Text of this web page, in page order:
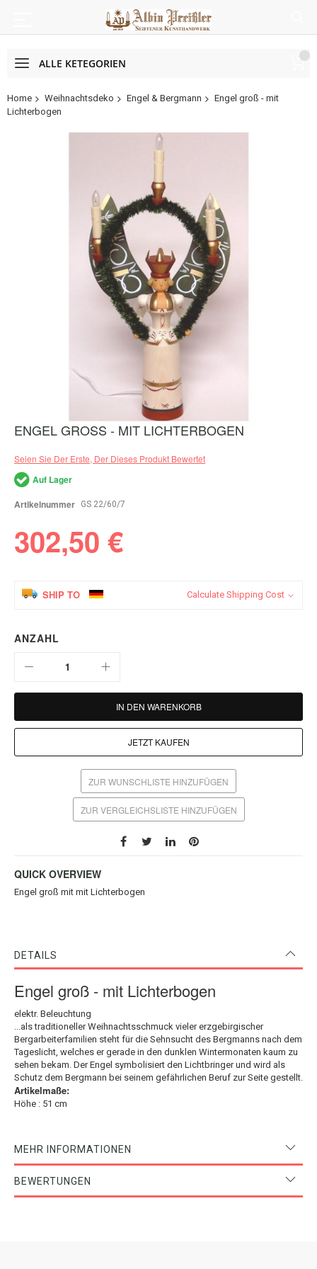
ALLE KETEGORIEN
Home Weihnachtsdeko Engel & Bergmann
Engel groß - mit
Lichterbogen
Zum
Anfang
Bildergalerie
springen
ENGEL GROSS - MIT LICHTERBOGEN
Seien Sie Der Erste, Der Dieses Produkt Bewertet
Auf Lager
Artikelnummer
GS 22/60/7
302,50 €
SHIP TO Calculate Shipping Cost
ANZAHL
IN DEN WARENKORB
JETZT KAUFEN
ZUR WUNSCHLISTE HINZUFÜGEN
ZUR VERGLEICHSLISTE HINZUFÜGEN
QUICK OVERVIEW
Engel groß mit mit Lichterbogen
DETAILS
Engel groß - mit Lichterbogen
elektr. Beleuchtung
...als traditioneller Weihnachtsschmuck vieler erzgebirgischer
Bergarbeiterfamilien steht für die Sehnsucht des Bergmanns nach dem
Tageslicht, welches er gerade in den dunklen Wintermonaten kaum zu
sehen bekam. Der Engel symbolisiert den Lichtbringer und wird als
Schutz dem Bergmann bei seinem gefährlichen Beruf zur Seite gestellt.
Artikelmaße:
Höhe : 51 cm
MEHR INFORMATIONEN
BEWERTUNGEN